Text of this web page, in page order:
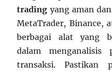
trading yang aman
MetaTrader, Binance,
berbagai alat yang
dalam menganalisis
transaksi. Pastikan